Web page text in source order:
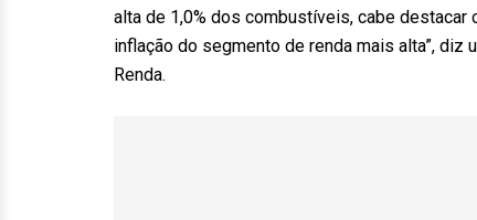
alta de 1,0% dos combustíveis, cabe
inflação do segmento de renda mais alta”,
Renda.